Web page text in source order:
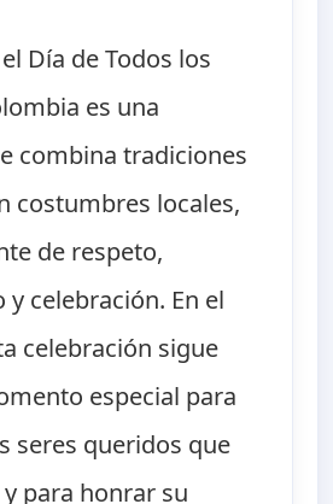
Día de Todos los
es una
combina tradiciones
costumbres locales,
de respeto,
celebración. En el
celebración sigue
especial para
seres queridos que
para honrar su